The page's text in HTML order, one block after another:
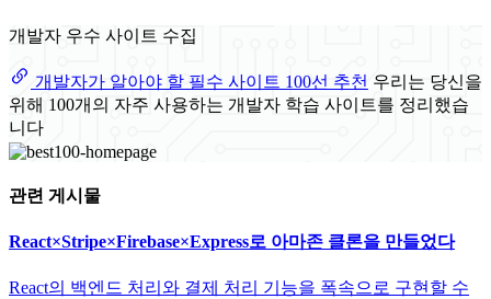
개발자 우수 사이트 수집
개발자가 알아야 할 필수 사이트 100선 추천 우리는 당신을
위해 100개의 자주 사용하는 개발자 학습 사이트를 정리했습
니다
관련 게시물
React×Stripe×Firebase×Express로 아마존 클론을 만들었다
React의 백엔드 처리와 결제 처리 기능을 폭속으로 구현할 수